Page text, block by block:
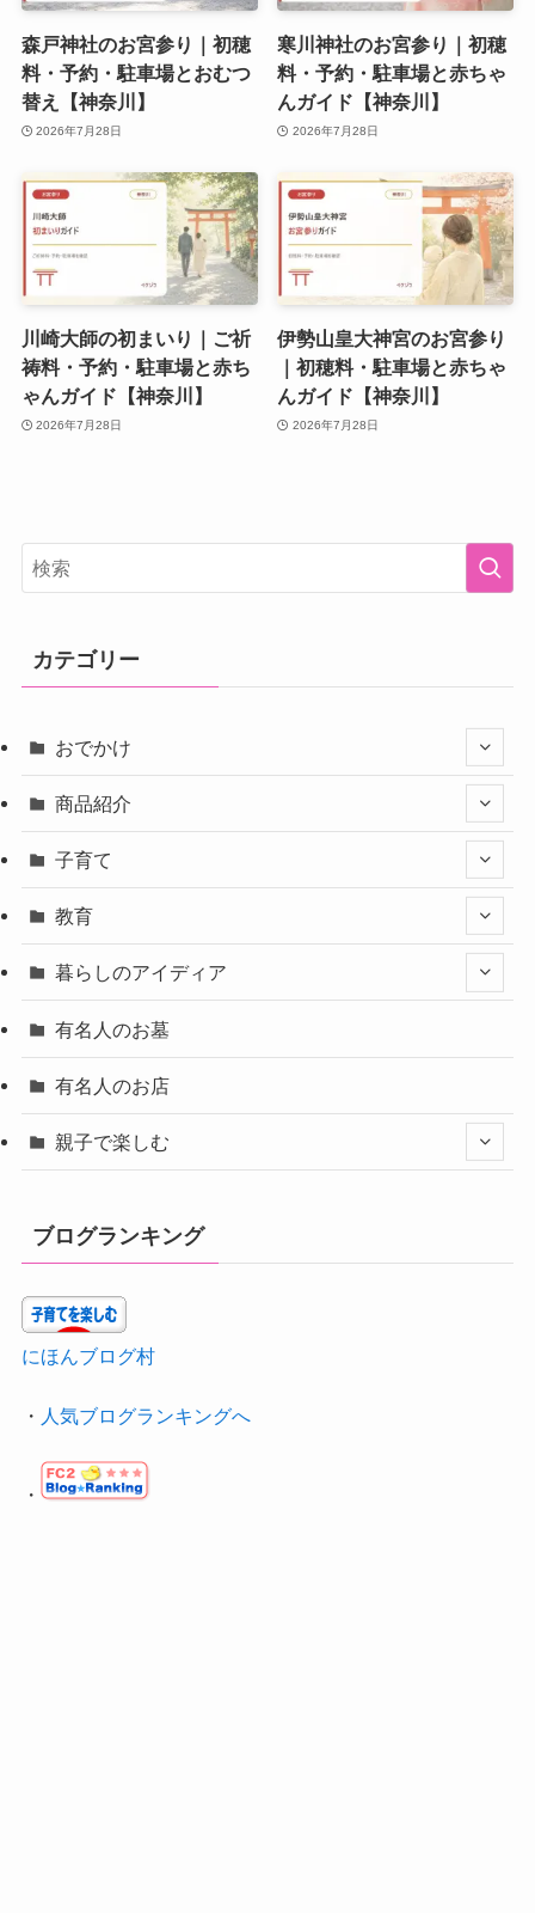
森戸神社のお宮参り｜初穂
料・予約・駐車場とおむつ
替え【神奈川】
2026年7月28日
寒川神社のお宮参り｜初穂
料・予約・駐車場と赤ちゃ
んガイド【神奈川】
2026年7月28日
川崎大師の初まいり｜ご祈
祷料・予約・駐車場と赤ち
ゃんガイド【神奈川】
2026年7月28日
伊勢山皇大神宮のお宮参り
｜初穂料・駐車場と赤ちゃ
んガイド【神奈川】
2026年7月28日
カテゴリー
おでかけ
商品紹介
子育て
教育
暮らしのアイディア
有名人のお墓
有名人のお店
親子で楽しむ
ブログランキング
にほんブログ村
・ 人気ブログランキングへ
・